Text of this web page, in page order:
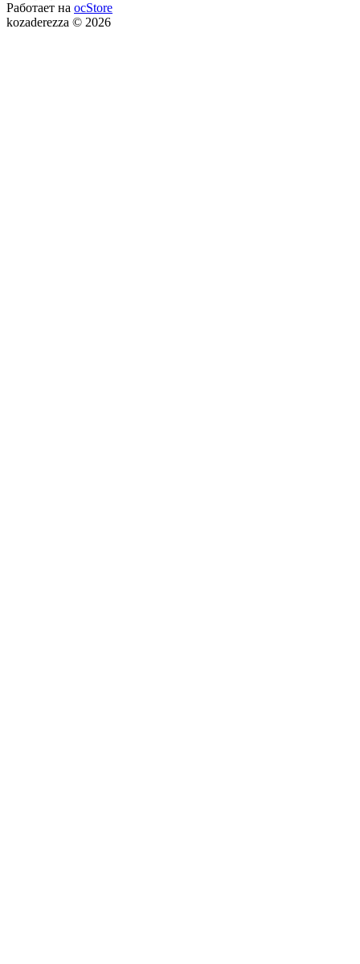
Работает на ocStore
kozaderezza © 2026